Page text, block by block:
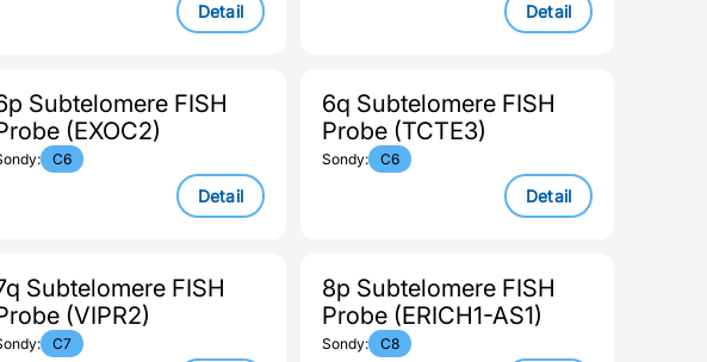
Detail Detail
Subtelomere FISH
(EXOC2)
C6
Detail
6q Subtelomere FISH
Probe (TCTE3)
Sondy: C6
Detail
Subtelomere FISH
(VIPR2)
C7
8p Subtelomere FISH
Probe (ERICH1-AS1)
Sondy: C8